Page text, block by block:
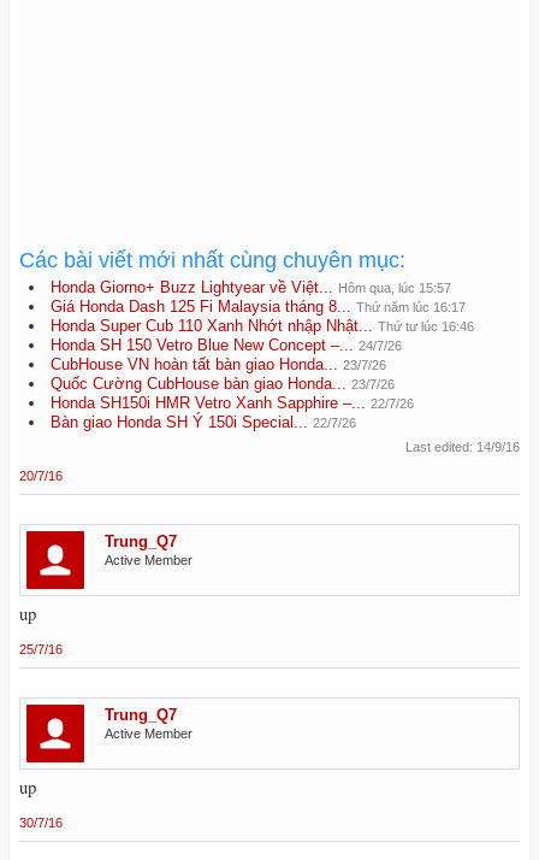
Các bài viết mới nhất cùng chuyên mục:
Honda Giorno+ Buzz Lightyear về Việt... Hôm qua, lúc 15:57
Giá Honda Dash 125 Fi Malaysia tháng 8... Thứ năm lúc 16:17
Honda Super Cub 110 Xanh Nhớt nhập Nhật... Thứ tư lúc 16:46
Honda SH 150 Vetro Blue New Concept –... 24/7/26
CubHouse VN hoàn tất bàn giao Honda... 23/7/26
Quốc Cường CubHouse bàn giao Honda... 23/7/26
Honda SH150i HMR Vetro Xanh Sapphire –... 22/7/26
Bàn giao Honda SH Ý 150i Special... 22/7/26
Last edited: 14/9/16
20/7/16
Trung_Q7
Active Member
up
25/7/16
Trung_Q7
Active Member
up
30/7/16